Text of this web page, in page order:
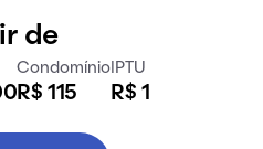
de
Condomínio
R$ 115
IPTU
R$ 1